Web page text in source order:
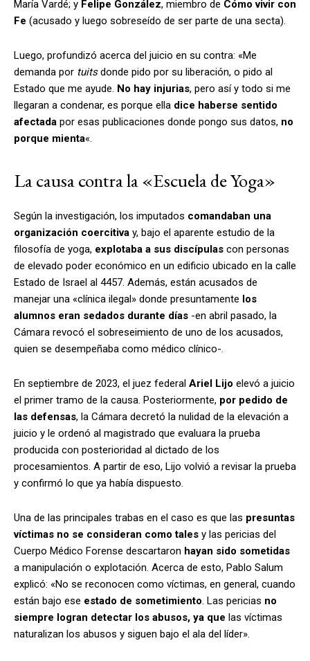
María Vardé; y Felipe González, miembro de Cómo vivir con
Fe (acusado y luego sobreseído de ser parte de una secta).
Luego, profundizó acerca del juicio en su contra: «Me
demanda por tuitsdonde pido por su liberación, o pido al
Estado que me ayude. No hay injurias, pero así y todo si me
llegaran a condenar, es porque ella dice haberse sentido
afectada por esas publicaciones donde pongo sus datos, no
porque mienta«.
La causa contra la «Escuela de Yoga»
Según la investigación, los imputados comandaban una
organización coercitiva y, bajo el aparente estudio de la
filosofía de yoga, explotaba a sus discípulas con personas
de elevado poder económico en un edificio ubicado en la calle
Estado de Israel al 4457. Además, están acusados de
manejar una «clínica ilegal» donde presuntamente los
alumnos eran sedados durante días -en abril pasado, la
Cámara revocó el sobreseimiento de uno de los acusados,
quien se desempeñaba como médico clínico-.
En septiembre de 2023, el juez federal Ariel Lijo elevó a juicio
el primer tramo de la causa. Posteriormente, por pedido de
las defensas, la Cámara decretó la nulidad de la elevación a
juicio y le ordenó al magistrado que evaluara la prueba
producida con posterioridad al dictado de los
procesamientos. A partir de eso, Lijo volvió a revisar la prueba
y confirmó lo que ya había dispuesto.
Una de las principales trabas en el caso es que las presuntas
víctimas no se consideran como tales y las pericias del
Cuerpo Médico Forense descartaron hayan sido sometidas
a manipulación o explotación. Acerca de esto, Pablo Salum
explicó: «No se reconocen como víctimas, en general, cuando
están bajo ese estado de sometimiento. Las pericias no
siempre logran detectar los abusos, ya que las víctimas
naturalizan los abusos y siguen bajo el ala del líder».